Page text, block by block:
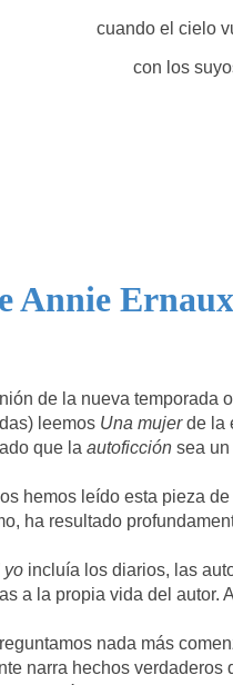
cuando el cielo
con los
Annie
de la nueva temporada
leemos Una mujerde la
que la autoficción sea
hemos leído esta pieza
ha resultado
yo incluía los diarios, las
a la propia vida del autor.
nada más
narra hechos